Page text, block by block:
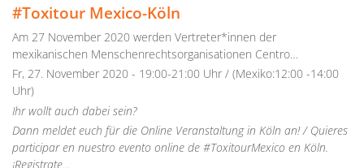
#Toxitour Mexico-Köln
Am 27 November 2020 werden Vertreter*innen der
mexikanischen Menschenrechtsorganisationen Centro…
Fr, 27. November 2020 - 19:00-21:00 Uhr / (Mexiko:12:00 -14:00
Uhr)
Ihr wollt auch dabei sein?
Dann meldet euch für die Online Veranstaltung in Köln an! / Quieres
participar en nuestro evento online de #ToxitourMexico en Köln.
¡Registrate…